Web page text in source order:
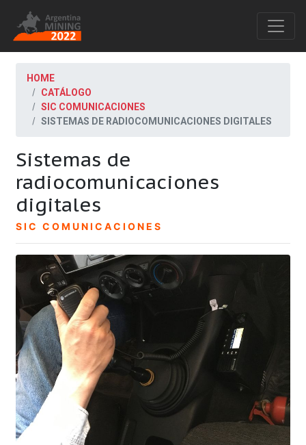
HOME
CATÁLOGO
SIC COMUNICACIONES
SISTEMAS DE RADIOCOMUNICACIONES DIGITALES
Sistemas de
radiocomunicaciones
digitales
SIC COMUNICACIONES